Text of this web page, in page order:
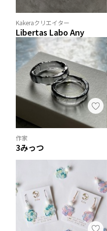
Kakeraクリエイター
Libertas Labo Any
作家
3みっつ